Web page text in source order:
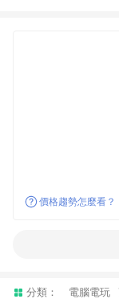
價格趨勢怎麼看？
分類： 電腦電玩